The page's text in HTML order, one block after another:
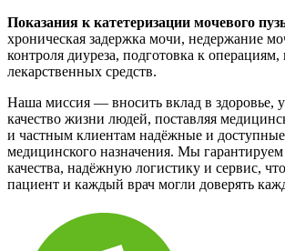
Показания к катетеризации мочевого
хроническая задержка мочи, недержание
контроля диуреза, подготовка к операциям,
лекарственных средств.
Наша миссия — вносить вклад в здоровье,
качество жизни людей, поставляя
и частным клиентам надёжные и
медицинского назначения. Мы гарантируем
качества, надёжную логистику и сервис,
пациент и каждый врач могли доверять